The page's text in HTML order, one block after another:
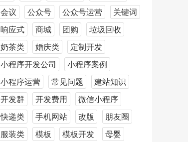
会议
公众号 公众号运营
关键词
响应式
商城 团购
垃圾回收
奶茶类
婚庆类
定制开发
小程序开发公司
小程序案例
小程序运营
常见问题
建站知识
开发群
开发费用
微信小程序
快递类
手机网站 改版
朋友圈
服装类
模板 模板开发
母婴